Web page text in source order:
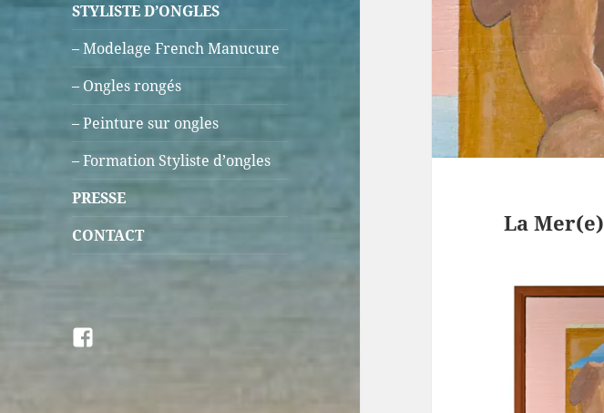
STYLISTE D’ONGLES
– Modelage French Manucure
– Ongles rongés
– Peinture sur ongles
– Formation Styliste d’ongles
PRESSE
CONTACT
Facebook
La Mer(e)